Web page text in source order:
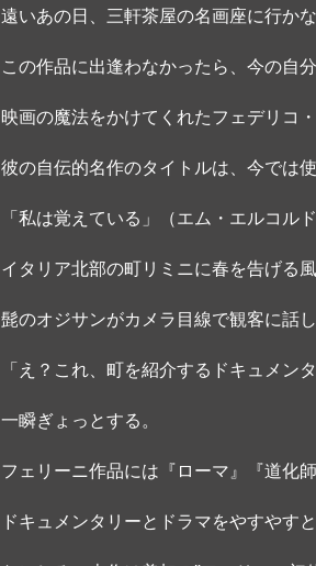
遠いあの日、三軒茶屋の名画座に行かな
この作品に出逢わなかったら、今の自分
映画の魔法をかけてくれたフェデリコ
彼の自伝的名作のタイトルは、今では
「私は覚えている」（エム・エルコル
イタリア北部の町リミニに春を告げる
髭のオジサンがカメラ目線で観客に話し
「え？これ、町を紹介するドキュメン
一瞬ぎょっとする。
フェリーニ作品には『ローマ』『道化師
ドキュメンタリーとドラマをやすやす